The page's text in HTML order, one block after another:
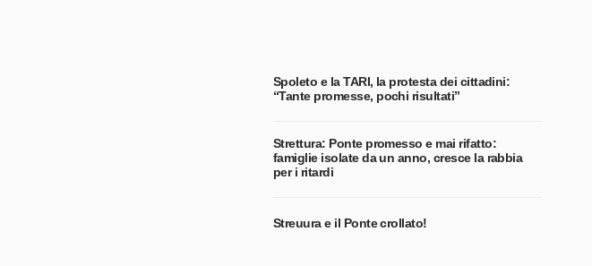
Spoleto e la TARI, la protesta dei cittadini:
“Tante promesse, pochi risultati”
Strettura: Ponte promesso e mai rifatto:
famiglie isolate da un anno, cresce la rabbia
per i ritardi
Streuura e il Ponte crollato!